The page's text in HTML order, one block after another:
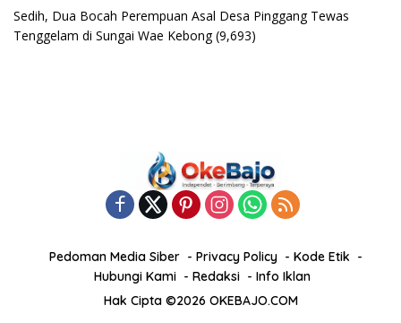
Sedih, Dua Bocah Perempuan Asal Desa Pinggang Tewas
Tenggelam di Sungai Wae Kebong (9,693)
Pedoman Media Siber Privacy Policy
Kode Etik
Hubungi Kami
Redaksi
Info Iklan
Hak Cipta ©2026 OKEBAJO.COM